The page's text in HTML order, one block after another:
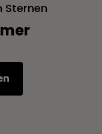
Sternen